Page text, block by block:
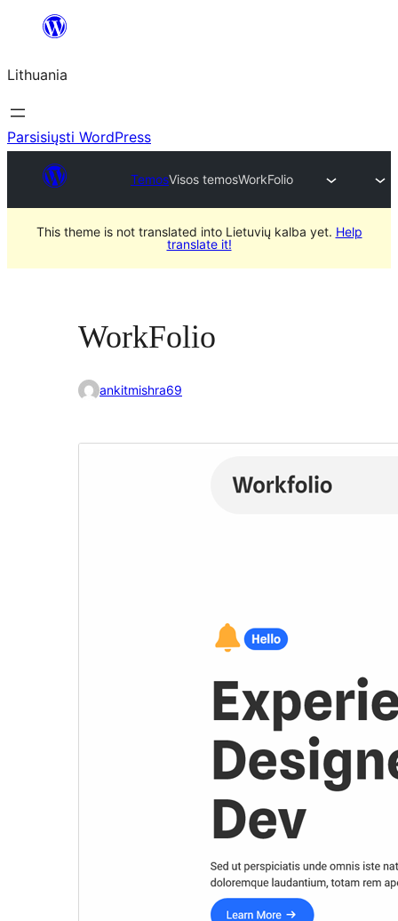
turinio
Lithuania
Parsisiųsti WordPress
TemosVisos temosWorkFolio
This theme is not translated into Lietuvių kalba yet. Help
translate it!
WorkFolio
ankitmishra69